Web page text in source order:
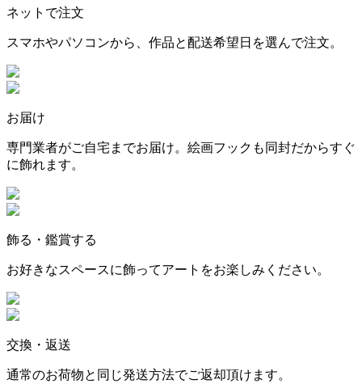
ネットで注文
スマホやパソコンから、作品と配送希望日を選んで注文。
お届け
専門業者がご自宅までお届け。絵画フックも同封だからすぐ
に飾れます。
飾る・鑑賞する
お好きなスペースに飾ってアートをお楽しみください。
交換・返送
通常のお荷物と同じ発送方法でご返却頂けます。